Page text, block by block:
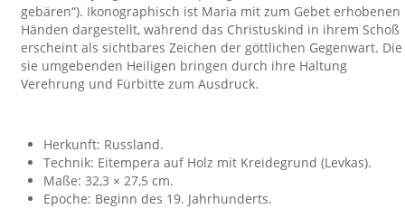
gebären“). Ikonographisch ist Maria mit zum Gebet erhobenen
Händen dargestellt, während das Christuskind in ihrem Schoß
erscheint als sichtbares Zeichen der göttlichen Gegenwart. Die
sie umgebenden Heiligen bringen durch ihre Haltung
Verehrung und Fürbitte zum Ausdruck.
Herkunft: Russland.
Technik: Eitempera auf Holz mit Kreidegrund (Levkas).
Maße: 32,3 × 27,5 cm.
Epoche: Beginn des 19. Jahrhunderts.